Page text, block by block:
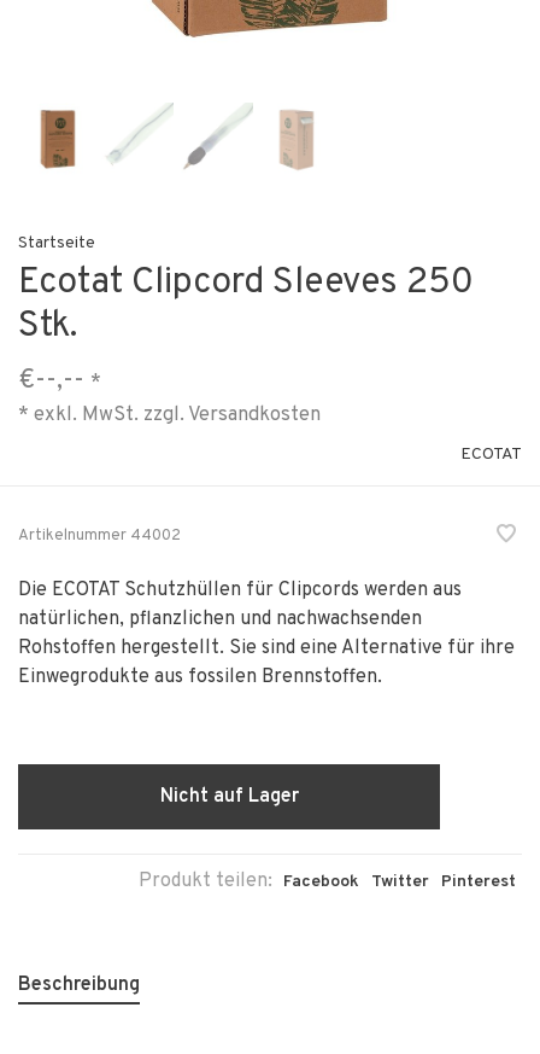
Startseite
Ecotat Clipcord Sleeves 250
Stk.
€--,-- *
* exkl. MwSt. zzgl. Versandkosten
ECOTAT
Artikelnummer 44002
Die ECOTAT Schutzhüllen für Clipcords werden aus
natürlichen, pflanzlichen und nachwachsenden
Rohstoffen hergestellt. Sie sind eine Alternative für ihre
Einwegrodukte aus fossilen Brennstoffen.
Nicht auf Lager
Produkt teilen: Facebook Twitter Pinterest
Beschreibung